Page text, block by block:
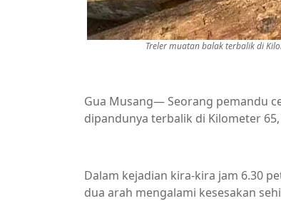
Treler muatan balak terbalik di
Gua Musang— Seorang pemandu
dipandunya terbalik di Kilometer
Dalam kejadian kira-kira jam 6.30
dua arah mengalami kesesakan